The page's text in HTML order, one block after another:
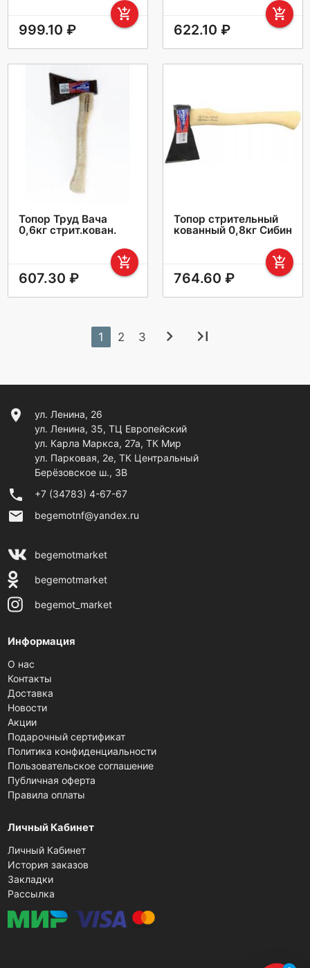
add_shopping_cart
999.10 ₽
add_shopping_cart
622.10 ₽
Топор Труд Вача
0,6кг стрит.кован.
add_shopping_cart
607.30 ₽
Топор стрительный
кованный 0,8кг Сибин
add_shopping_cart
764.60 ₽
1 2 3 chevron_right last_page
location_on
ул. Ленина, 26
ул. Ленина, 35, ТЦ Европейский
ул. Карла Маркса, 27а, ТК Мир
ул. Парковая, 2е, ТК Центральный
Берёзовское ш., 3В
phone +7 (34783) 4-67-67
email begemotnf@yandex.ru
begemotmarket
begemotmarket
begemot_market
Информация
О нас
Контакты
Доставка
Новости
Акции
Подарочный сертификат
Политика конфиденциальности
Пользовательское соглашение
Публичная оферта
Правила оплаты
Личный Кабинет
Личный Кабинет
История заказов
Закладки
Рассылка